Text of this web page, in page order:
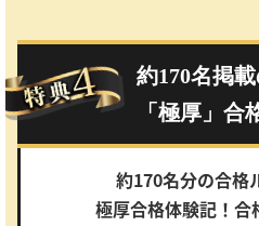
約170名掲
「極厚」合
約170名分の合格
極厚合格体験記！合